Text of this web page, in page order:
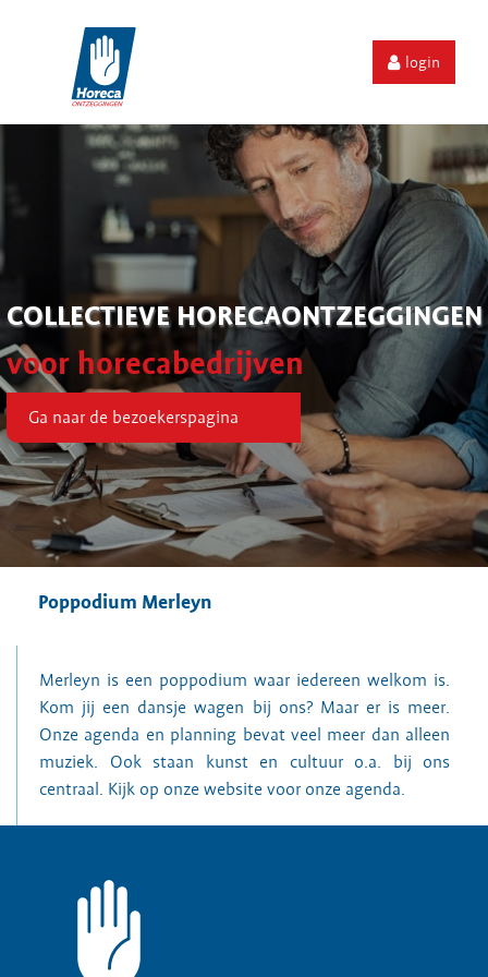
login
COLLECTIEVE HORECAONTZEGGINGEN
voor horecabedrijven
Ga naar de bezoekerspagina
Poppodium Merleyn
Merleyn is een poppodium waar iedereen welkom is.
Kom jij een dansje wagen bij ons? Maar er is meer.
Onze agenda en planning bevat veel meer dan alleen
muziek. Ook staan kunst en cultuur o.a. bij ons
centraal. Kijk op onze website voor onze agenda.